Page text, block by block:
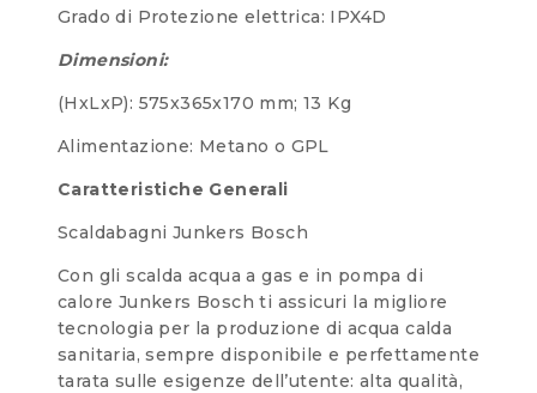
Grado di Protezione elettrica: IPX4D
Dimensioni:
(HxLxP): 575x365x170 mm; 13 Kg
Alimentazione: Metano o GPL
Caratteristiche Generali
Scaldabagni Junkers Bosch
Con gli scalda acqua a gas e in pompa di
calore Junkers Bosch ti assicuri la migliore
tecnologia per la produzione di acqua calda
sanitaria, sempre disponibile e perfettamente
tarata sulle esigenze dell’utente: alta qualità,